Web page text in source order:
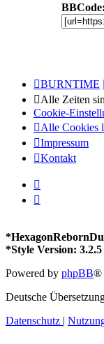
BBCode:
BURNTIME
Alle Zeiten
Cookie-
Alle Cookies
Impressum
Kontakt
*
*Style Version: 3.2.5
Powered by phpBB®
Deutsche
Datenschutz |